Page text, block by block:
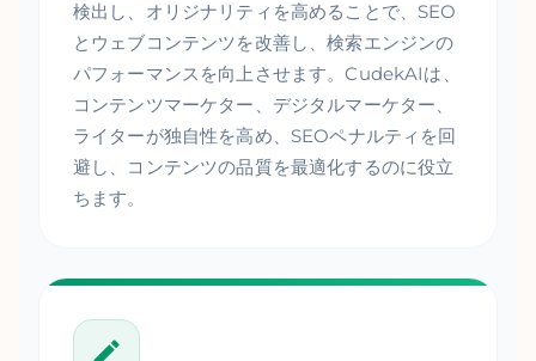
検出し、オリジナリティを高めることで、SEO
とウェブコンテンツを改善し、検索エンジンの
パフォーマンスを向上させます。CudekAIは、
コンテンツマーケター、デジタルマーケター、
ライターが独自性を高め、SEOペナルティを回
避し、コンテンツの品質を最適化するのに役立
ちます。